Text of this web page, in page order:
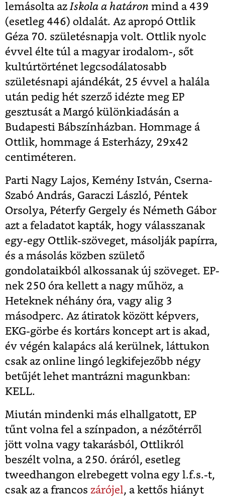
lemásolta az Iskola a határon mind a 439
(esetleg 446) oldalát. Az apropó Ottlik
Géza 70. születésnapja volt. Ottlik nyolc
évvel élte túl a magyar irodalom-, sőt
kultúrtörténet legcsodálatosabb
születésnapi ajándékát, 25 évvel a halála
után pedig hét szerző idézte meg EP
gesztusát a Margó különkiadásán a
Budapesti Bábszínházban. Hommage á
Ottlik, hommage á Esterházy, 29x42
centiméteren.
Parti Nagy Lajos, Kemény István, Cserna-
Szabó András, Garaczi László, Péntek
Orsolya, Péterfy Gergely és Németh Gábor
azt a feladatot kapták, hogy válasszanak
egy-egy Ottlik-szöveget, másolják papírra,
és a másolás közben születő
gondolataikból alkossanak új szöveget. EP-
nek 250 óra kellett a nagy műhöz, a
Heteknek néhány óra, vagy alig 3
másodperc. Az átiratok között képvers,
EKG-görbe és kortárs koncept art is akad,
év végén kalapács alá kerülnek, láttukon
csak az online lingó legkifejezőbb négy
betűjét lehet mantrázni magunkban:
KELL.
Miután mindenki más elhallgatott, EP
tűnt volna fel a színpadon, a nézőtérről
jött volna vagy takarásból, Ottlikról
beszélt volna, a 250. óráról, esetleg
tweedhangon elrebegett volna egy l.f.s.-t,
csak az a francos zárójel, a kettős hiányt